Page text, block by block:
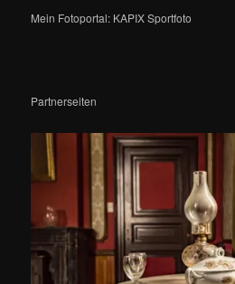
Mein Fotoportal: KAPIX Sportfoto
Partnerseiten